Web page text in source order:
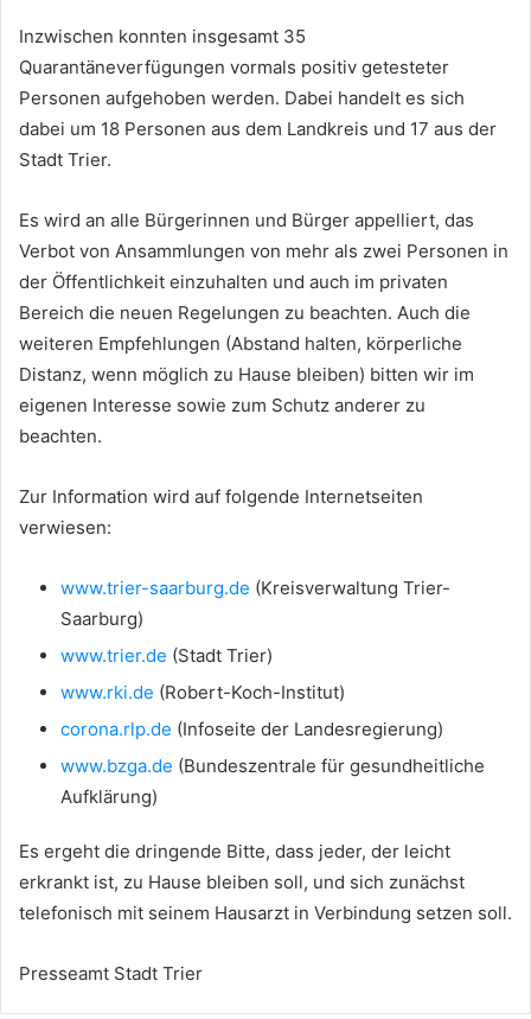
Inzwischen konnten insgesamt 35
Quarantäneverfügungen vormals positiv getesteter
Personen aufgehoben werden. Dabei handelt es sich
dabei um 18 Personen aus dem Landkreis und 17 aus der
Stadt Trier.
Es wird an alle Bürgerinnen und Bürger appelliert, das
Verbot von Ansammlungen von mehr als zwei Personen in
der Öffentlichkeit einzuhalten und auch im privaten
Bereich die neuen Regelungen zu beachten. Auch die
weiteren Empfehlungen (Abstand halten, körperliche
Distanz, wenn möglich zu Hause bleiben) bitten wir im
eigenen Interesse sowie zum Schutz anderer zu
beachten.
Zur Information wird auf folgende Internetseiten
verwiesen:
www.trier-saarburg.de (Kreisverwaltung Trier-
Saarburg)
www.trier.de (Stadt Trier)
www.rki.de (Robert-Koch-Institut)
corona.rlp.de (Infoseite der Landesregierung)
www.bzga.de (Bundeszentrale für gesundheitliche
Aufklärung)
Es ergeht die dringende Bitte, dass jeder, der leicht
erkrankt ist, zu Hause bleiben soll, und sich zunächst
telefonisch mit seinem Hausarzt in Verbindung setzen soll.
Presseamt Stadt Trier